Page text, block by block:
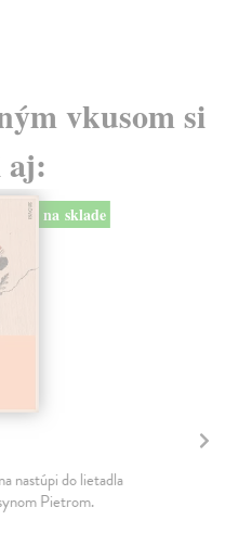
vkusom si
na sklade
nastúpi do lietadla
Pietrom.